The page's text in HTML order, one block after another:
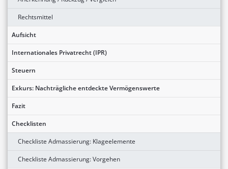
Rechtsmittel
Aufsicht
Internationales Privatrecht (IPR)
Steuern
Exkurs: Nachträgliche entdeckte Vermögenswerte
Fazit
Checklisten
Checkliste Admassierung: Klageelemente
Checkliste Admassierung: Vorgehen